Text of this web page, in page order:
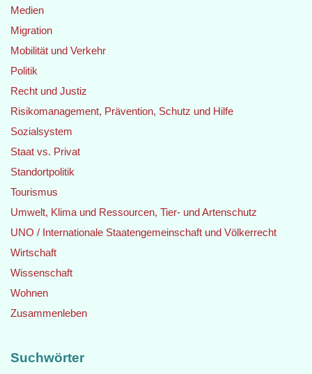
Medien
Migration
Mobilität und Verkehr
Politik
Recht und Justiz
Risikomanagement, Prävention, Schutz und Hilfe
Sozialsystem
Staat vs. Privat
Standortpolitik
Tourismus
Umwelt, Klima und Ressourcen, Tier- und Artenschutz
UNO / Internationale Staatengemeinschaft und Völkerrecht
Wirtschaft
Wissenschaft
Wohnen
Zusammenleben
Suchwörter